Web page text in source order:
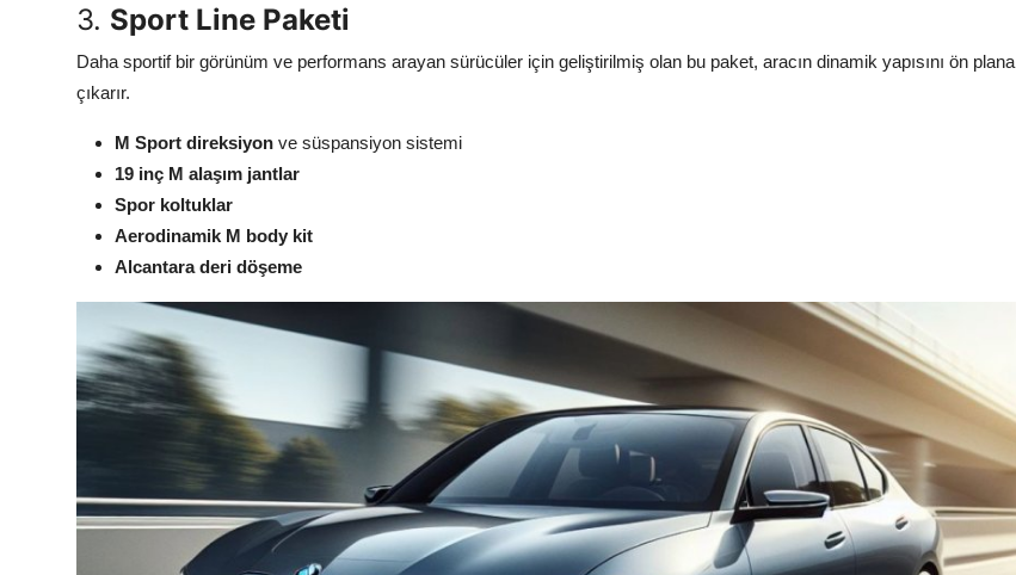
3. Sport Line Paketi
Daha sportif bir görünüm ve performans arayan sürücüler için geliştirilmiş olan bu paket, aracın dinamik yapısını ön plana
çıkarır.
M Sport direksiyon ve süspansiyon sistemi
19 inç M alaşım jantlar
Spor koltuklar
Aerodinamik M body kit
Alcantara deri döşeme